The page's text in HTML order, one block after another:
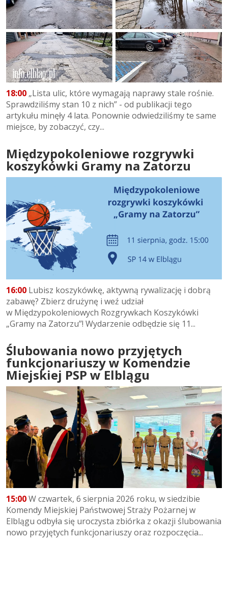
18:00 „Lista ulic, które wymagają naprawy stale rośnie.
Sprawdziliśmy stan 10 z nich” - od publikacji tego
artykułu minęły 4 lata. Ponownie odwiedziliśmy te same
miejsce, by zobaczyć, czy...
Międzypokoleniowe rozgrywki
koszykówki Gramy na Zatorzu
16:00 Lubisz koszykówkę, aktywną rywalizację i dobrą
zabawę? Zbierz drużynę i weź udział
w Międzypokoleniowych Rozgrywkach Koszykówki
„Gramy na Zatorzu”! Wydarzenie odbędzie się 11...
Ślubowania nowo przyjętych
funkcjonariuszy w Komendzie
Miejskiej PSP w Elblągu
15:00W czwartek, 6 sierpnia 2026 roku, w siedzibie
Komendy Miejskiej Państwowej Straży Pożarnej w
Elblągu odbyła się uroczysta zbiórka z okazji ślubowania
nowo przyjętych funkcjonariuszy oraz rozpoczęcia...